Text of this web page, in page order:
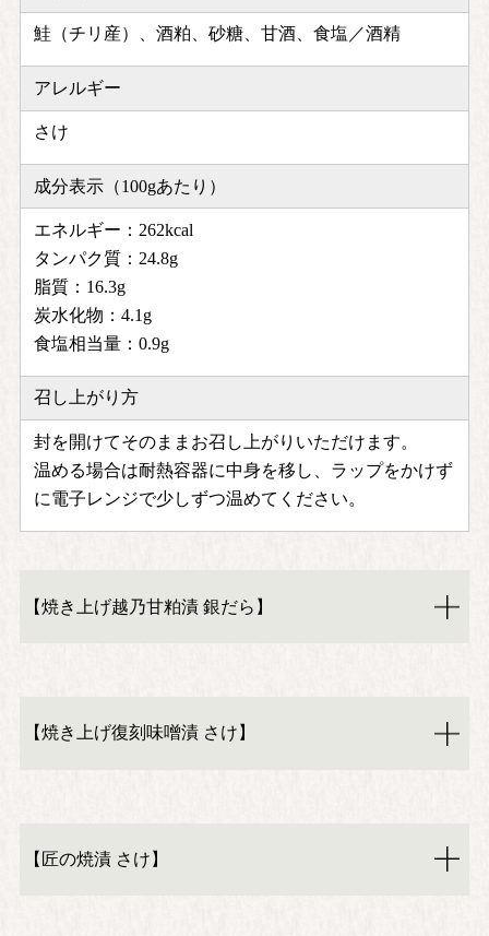
鮭（チリ産）、酒粕、砂糖、甘酒、食塩／酒精
アレルギー
さけ
成分表示（100gあたり）
エネルギー：262kcal
タンパク質：24.8g
脂質：16.3g
炭水化物：4.1g
食塩相当量：0.9g
召し上がり方
封を開けてそのままお召し上がりいただけます。
温める場合は耐熱容器に中身を移し、ラップをかけず
に電子レンジで少しずつ温めてください。
【焼き上げ越乃甘粕漬 銀だら】
【焼き上げ復刻味噌漬 さけ】
【匠の焼漬 さけ】